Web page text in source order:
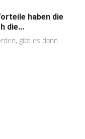
haben die
die...
gibt es dann